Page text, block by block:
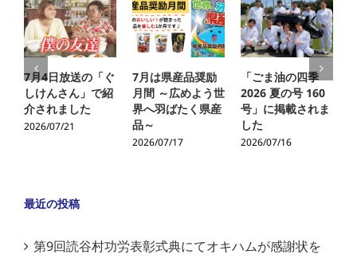
7月4日放送の「ぐ
しけんさん」で紹
介されました
2026/07/21
7月は県産品奨励
月間 ～広めよう世
界へ羽ばたく県産
品～
2026/07/17
「ごま油の四季
2026 夏の号 160
号」に掲載されま
した
2026/07/16
最近の投稿
第9回読谷村功労表彰式典にてオキハムが感謝状を